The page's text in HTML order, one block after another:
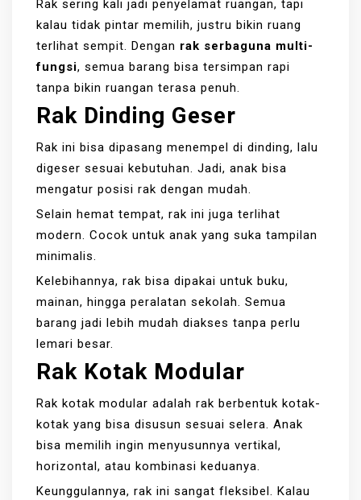
Rak sering kali jadi penyelamat ruangan, tapi
kalau tidak pintar memilih, justru bikin ruang
terlihat sempit. Dengan rak serbaguna multi-
fungsi, semua barang bisa tersimpan rapi
tanpa bikin ruangan terasa penuh.
Rak Dinding Geser
Rak ini bisa dipasang menempel di dinding, lalu
digeser sesuai kebutuhan. Jadi, anak bisa
mengatur posisi rak dengan mudah.
Selain hemat tempat, rak ini juga terlihat
modern. Cocok untuk anak yang suka tampilan
minimalis.
Kelebihannya, rak bisa dipakai untuk buku,
mainan, hingga peralatan sekolah. Semua
barang jadi lebih mudah diakses tanpa perlu
lemari besar.
Rak Kotak Modular
Rak kotak modular adalah rak berbentuk kotak-
kotak yang bisa disusun sesuai selera. Anak
bisa memilih ingin menyusunnya vertikal,
horizontal, atau kombinasi keduanya.
Keunggulannya, rak ini sangat fleksibel. Kalau